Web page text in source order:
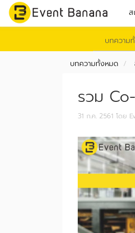
ส
บทความ
บทความทั้งหมด
รวม
31 ก.ค. 2561 โดย